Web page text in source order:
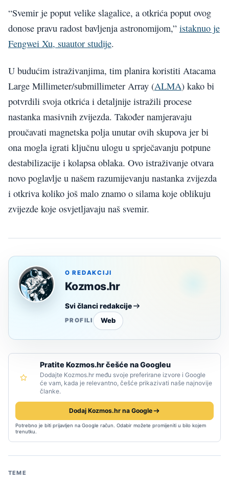
“Svemir je poput velike slagalice, a otkrića poput ovog
donose pravu radost bavljenja astronomijom,” istaknuo je
Fengwei Xu, suautor studije.
U budućim istraživanjima, tim planira koristiti Atacama
Large Millimeter/submillimeter Array (ALMA) kako bi
potvrdili svoja otkrića i detaljnije istražili procese
nastanka masivnih zvijezda. Također namjeravaju
proučavati magnetska polja unutar ovih skupova jer bi
ona mogla igrati ključnu ulogu u sprječavanju potpune
destabilizacije i kolapsa oblaka. Ovo istraživanje otvara
novo poglavlje u našem razumijevanju nastanka zvijezda
i otkriva koliko još malo znamo o silama koje oblikuju
zvijezde koje osvjetljavaju naš svemir.
O REDAKCIJI
Kozmos.hr
Svi članci redakcije
PROFILI Web
Pratite Kozmos.hr češće na Googleu
Dodajte Kozmos.hr među svoje preferirane izvore i Google
će vam, kada je relevantno, češće prikazivati naše najnovije
članke.
Dodaj Kozmos.hr na Google
Potrebno je biti prijavljen na Google račun. Odabir možete promijeniti u bilo kojem
trenutku.
TEME